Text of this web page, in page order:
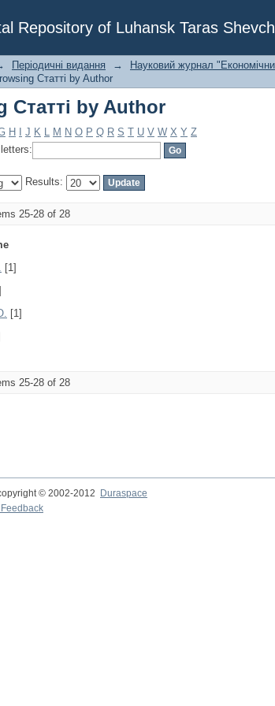
Repository of Luhansk Taras
Статті by Author
Періодичні видання → Науковий журнал
Статті by Author
Статті by Author
H J K L M N O P Q R S T U V W X Y Z
Results:
25-28 of 28
[1]
[1]
25-28 of 28
© 2002-2012 Duraspace